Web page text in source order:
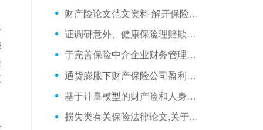
财产险论文范文资料 解开保险理赔难魔咒之四财产险理赔麻烦多
证调研意外、健康保险理赔欺诈诉讼案件特征
于完善保险中介企业财务管理的几点思考
通货膨胀下财产保险公司盈利问题分析
基于计量模型的财产险和人身险需求分析
损失类有关保险法律论文,关于股神不能的秘密相关专科毕业论文范文